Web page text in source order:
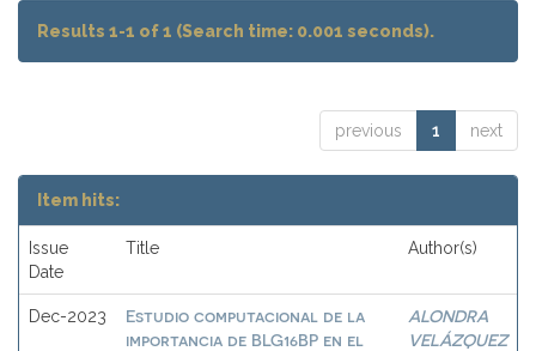
Results 1-1 of 1 (Search time: 0.001 seconds).
previous 1 next
Item hits:
Issue
Date
Title Author(s)
Dec-2023
Estudio computacional de la
importancia de BLG16BP en el
ALONDRA
VELÁZQUEZ